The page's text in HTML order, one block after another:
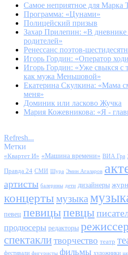
Самое неприятное для Марка
Программа: «Цунами»
Полицейский призыв
Захар Прилепин: «В
родителей»
Ренессанс поэтов-
Игорь Гордин: «Оператор
Игорь Гордин: «Уже свыкся с
как мужа Меньшовой»
Екатерина Скулкина: «Мама
меня»
Доминик или ласково Жучка
Мария Кожевникова: «Я -
Refresh...
Метки
«Квартет И» «Машина времени» ВИА Гра
Правда 24 СМИ Шура Эмин Агаларов
артисты балерины дети дизайнеры
концерты музыка
певец певицыпевцы
продюсеры редакторы
спектаклитворчество театр
фестивали фигуристы фильмы художники